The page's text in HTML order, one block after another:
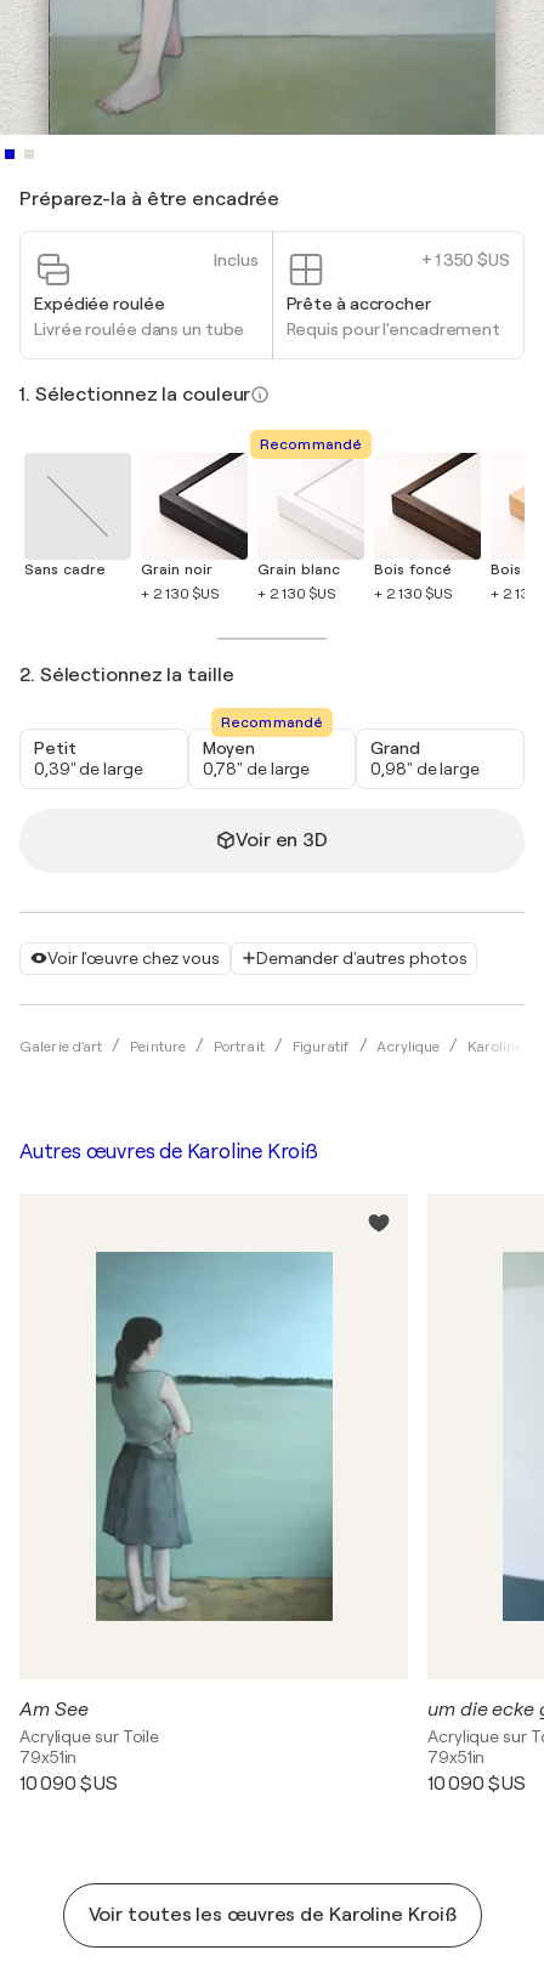
Voir l'œuvre chez vous Demander d'autres photos
Galerie d'art Peinture Portrait Figuratif Acrylique Karoline
Préparez-la à être encadrée
Inclus
Expédiée roulée
Livrée roulée dans un tube
+ 1 350 $US
Prête à accrocher
Requis pour l'encadrement
1. Sélectionnez la couleur
Sans cadre
Grain noir
+ 2 130 $US
Recommandé
Grain blanc
+ 2 130 $US
Bois foncé
+ 2 130 $US
Bois
+ 2 130
2. Sélectionnez la taille
Petit
0,39" de large
Recommandé
Moyen
0,78" de large
Grand
0,98" de large
Voir en 3D
Autres œuvres de Karoline Kroiß
Am See
Acrylique sur Toile
79x51in
10 090 $US
um die ecke
Acrylique sur
79x51in
10 090 $US
Voir toutes les œuvres de Karoline Kroiß